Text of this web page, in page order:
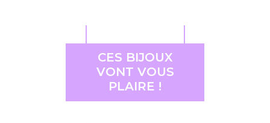
CES BIJOUX
VONT VOUS
PLAIRE !